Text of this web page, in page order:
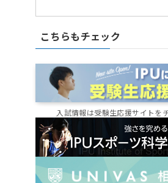
こちらもチェック
入試情報は受験生応援サイトを